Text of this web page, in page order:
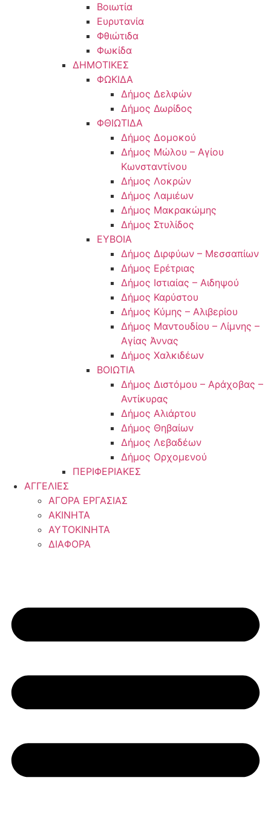
Βοιωτία
Ευρυτανία
Φθιώτιδα
Φωκίδα
ΔΗΜΟΤΙΚΕΣ
ΦΩΚΙΔΑ
Δήμος Δελφών
Δήμος Δωρίδος
ΦΘΙΩΤΙΔΑ
Δήμος Δομοκού
Δήμος Μώλου – Αγίου
Κωνσταντίνου
Δήμος Λοκρών
Δήμος Λαμιέων
Δήμος Μακρακώμης
Δήμος Στυλίδος
ΕΥΒΟΙΑ
Δήμος Διρφύων – Μεσσαπίων
Δήμος Ερέτριας
Δήμος Ιστιαίας – Αιδηψού
Δήμος Καρύστου
Δήμος Κύμης – Αλιβερίου
Δήμος Μαντουδίου – Λίμνης –
Αγίας Άννας
Δήμος Χαλκιδέων
ΒΟΙΩΤΙΑ
Δήμος Διστόμου – Αράχοβας –
Αντίκυρας
Δήμος Αλιάρτου
Δήμος Θηβαίων
Δήμος Λεβαδέων
Δήμος Ορχομενού
ΠΕΡΙΦΕΡΙΑΚΕΣ
ΑΓΓΕΛΙΕΣ
ΑΓΟΡΑ ΕΡΓΑΣΙΑΣ
ΑΚΙΝΗΤΑ
ΑΥΤΟΚΙΝΗΤΑ
ΔΙΑΦΟΡΑ